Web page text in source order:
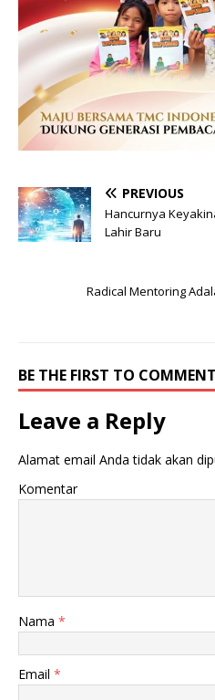
PREVIOUS
Hancurnya
Lahir Baru
Radical Mentoring
BE THE FIRST TO COMMENT
Leave a Reply
Alamat email Anda tidak akan
Komentar
Nama *
Email *